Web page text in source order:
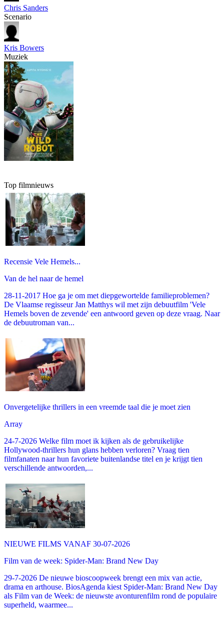
Chris Sanders
Scenario
Kris Bowers
Muziek
Top filmnieuws
Recensie Vele Hemels...
Van de hel naar de hemel
28-11-2017 Hoe ga je om met diepgewortelde familieproblemen?
De Vlaamse regisseur Jan Matthys wil met zijn debuutfilm 'Vele
Hemels boven de zevende' een antwoord geven op deze vraag. Naar
de debuutroman van...
Onvergetelijke thrillers in een vreemde taal die je moet zien
Array
24-7-2026 Welke film moet ik kijken als de gebruikelijke
Hollywood-thrillers hun glans hebben verloren? Vraag tien
filmfanaten naar hun favoriete buitenlandse titel en je krijgt tien
verschillende antwoorden,...
NIEUWE FILMS VANAF 30-07-2026
Film van de week: Spider-Man: Brand New Day
29-7-2026 De nieuwe bioscoopweek brengt een mix van actie,
drama en arthouse. BiosAgenda kiest Spider-Man: Brand New Day
als Film van de Week: de nieuwste avonturenfilm rond de populaire
superheld, waarmee...